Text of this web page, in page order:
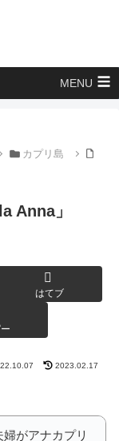
MENU
カプリ島
Anna」
はてブ
2023.02.17
がアナカプリ